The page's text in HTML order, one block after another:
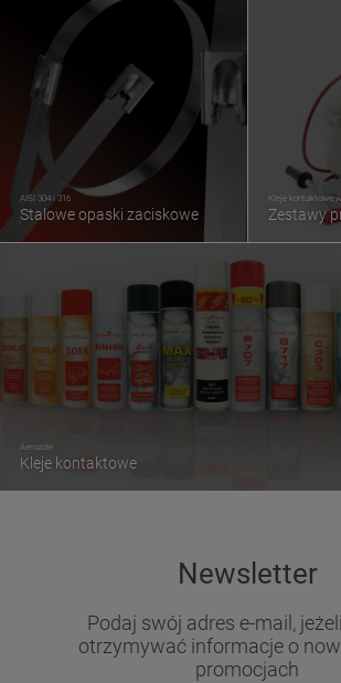
Aerozole
Kleje kontaktowe
AISI 304 i 316
Stalowe opaski zaciskowe
Kleje kontaktowe
Zestawy
Newsletter
Podaj swój adres e-mail,
otrzymywać informacje o
promocjach